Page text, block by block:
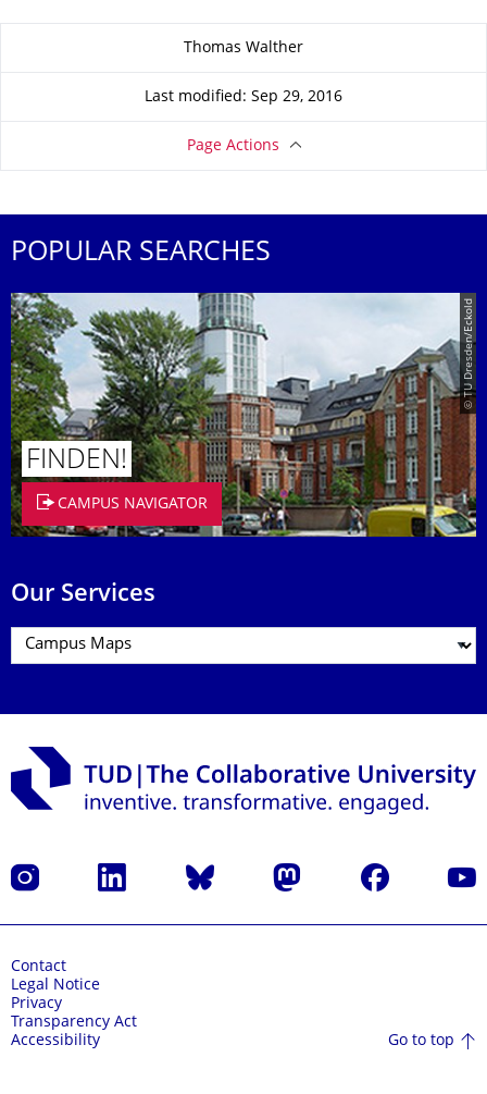
Thomas Walther
Last modified: Sep 29, 2016
Page Actions
POPULAR SEARCHES
© TU Dresden/Eckold
FINDEN!
CAMPUS NAVIGATOR
Our Services
Instagram LinkedIn Bluesky Mastodon Facebook
Contact
Legal Notice
Privacy
Transparency Act
Accessibility
Go to top